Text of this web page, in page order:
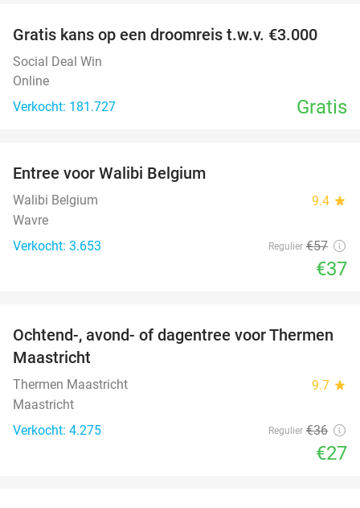
Gratis kans op een droomreis t.w.v. €3.000
Social Deal Win
Online
Verkocht: 181.727
Gratis
Entree voor Walibi Belgium
Walibi Belgium 9.4 star
Wavre
Verkocht: 3.653
Regulier €57
€37
25%
Ochtend-, avond- of dagentree voor Thermen
Maastricht
Thermen Maastricht 9.7 star
Maastricht
Verkocht: 4.275
Regulier €36
€27